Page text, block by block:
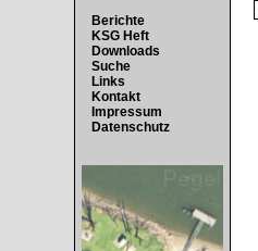
Berichte
KSG Heft
Downloads
Suche
Links
Kontakt
Impressum
Datenschutz